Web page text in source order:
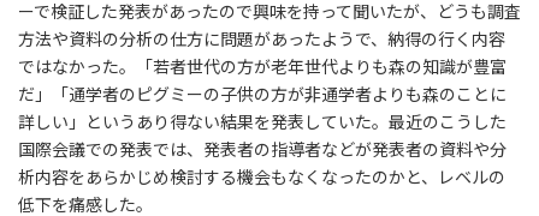
ーで検証した発表があったので興味を持って聞いたが、どうも調査
方法や資料の分析の仕方に問題があったようで、納得の行く内容
ではなかった。「若者世代の方が老年世代よりも森の知識が豊富
だ」「通学者のピグミーの子供の方が非通学者よりも森のことに
詳しい」というあり得ない結果を発表していた。最近のこうした
国際会議での発表では、発表者の指導者などが発表者の資料や分
析内容をあらかじめ検討する機会もなくなったのかと、レベルの
低下を痛感した。